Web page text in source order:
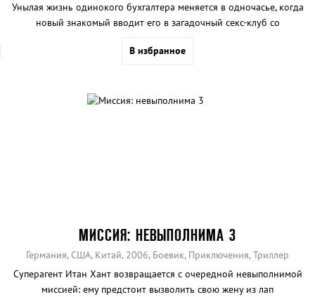
Унылая жизнь одинокого бухгалтера меняется в одночасье, когда
новый знакомый вводит его в загадочный секс-клуб со
В избранное
МИССИЯ: НЕВЫПОЛНИМА 3
Германия, США, Китай, 2006, Боевик, Приключения, Триллер
Суперагент Итан Хант возвращается с очередной невыполнимой
миссией: ему предстоит вызволить свою жену из лап